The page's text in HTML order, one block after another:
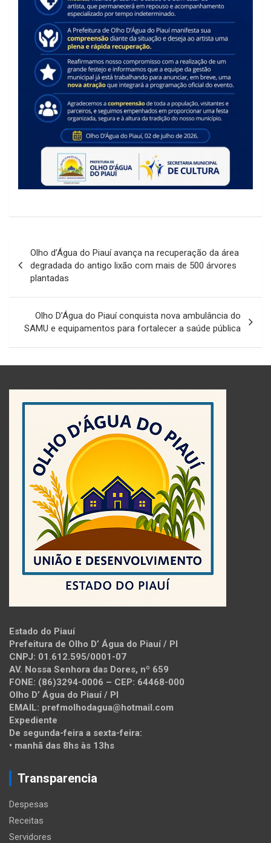
Navegação
de
Post
Olho d’Água do Piauí avança na recuperação da área
degradada do antigo lixão com mais de 500 árvores
plantadas
Olho D’Água do Piauí conquista nova ambulância do
SAMU e equipamentos para fortalecer a saúde pública
Estado do Piauí
Prefeitura de Olho D’ Água do Piauí / PI
CNPJ: 01.612.595/0001-07
AV. Nossa Senhora das Dores, nº 659
FONE: (86)3294-0006 – CEP: 64468-000
Olho D’ Água do Piauí / PI
EMAIL: prefmolhodagua@hotmail.com
Expediente
De segunda-feira a sexta-feira:
• manhã das 8hs às 13hs
Transparencia
Despesas
Receitas
Servidores